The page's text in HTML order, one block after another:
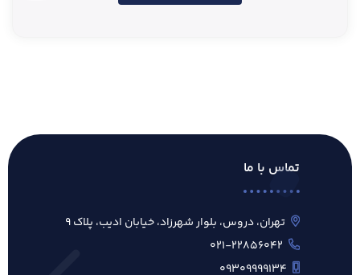
تماس با ما
تهران، دروس، بلوار شهرزاد، خیابان ادیب، پلاک ۹